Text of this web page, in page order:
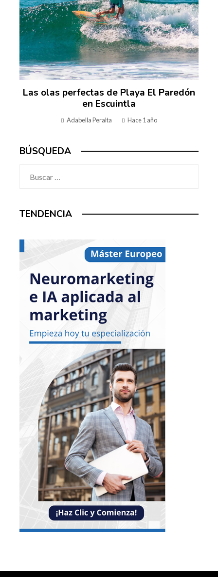
Las olas perfectas de Playa El Paredón
en Escuintla
Adabella Peralta Hace 1 año
BÚSQUEDA
TENDENCIA